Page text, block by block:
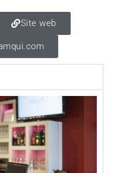
Site web